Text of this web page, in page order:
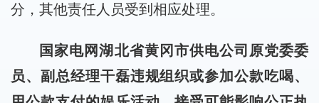
分，其他责任人员受到相应处理。
国家电网湖北省黄冈市供电公司原党委委
员、副总经理干磊违规组织或参加公款吃喝、